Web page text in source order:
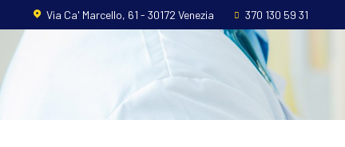
Via Ca' Marcello, 61 - 30172 Venezia 370 130 59 31
Home